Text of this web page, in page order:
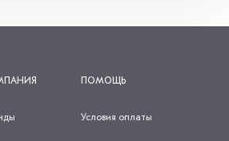
ПОМОЩЬ
Условия оплаты